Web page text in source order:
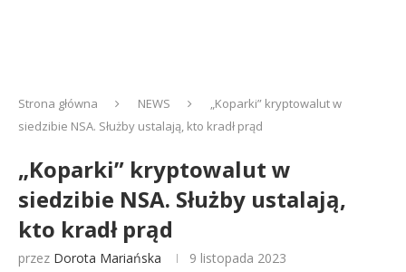
Strona główna NEWS
„Koparki” kryptowalut w
siedzibie NSA. Służby ustalają, kto kradł prąd
„Koparki” kryptowalut w
siedzibie NSA. Służby ustalają,
kto kradł prąd
przez Dorota Mariańska 9 listopada 2023